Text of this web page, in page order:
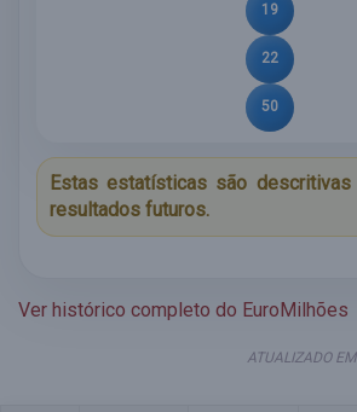
19
22
50
Estas estatísticas são
resultados futuros.
Ver histórico completo do EuroMilhões
ATUALIZADO